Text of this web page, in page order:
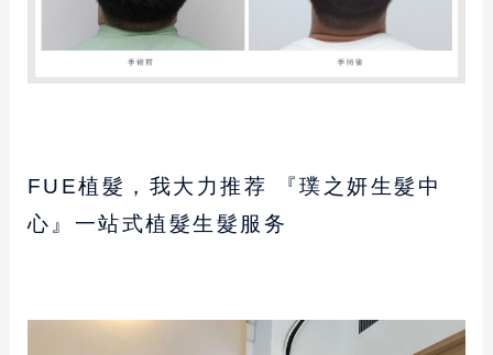
FUE植髮，我大力推荐 『璞之妍生髮中
心』一站式植髮生髮服务